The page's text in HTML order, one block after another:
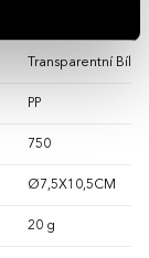
Transparentní Bílá
PP
750
Ø7,5X10,5CM
20 g